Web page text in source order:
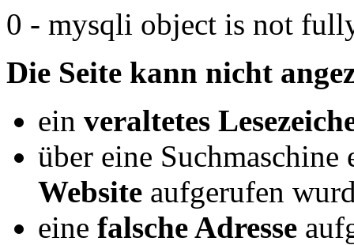
0 - mysqli object is not
Die Seite kann nicht
ein veraltetes
über eine
Website aufgerufen
eine falsche Adresse